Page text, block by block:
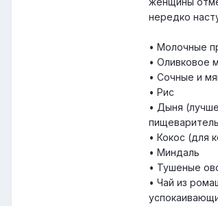
нередко
• Молочные
• Оливковое
• Сочные и
• Рис
• Дыня
• Кокос (для
• Миндаль
• Тушеные
• Чай из